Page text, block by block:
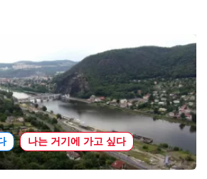
나는 거기에 가고 싶다